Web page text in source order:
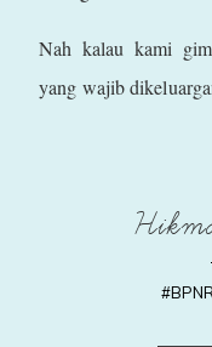
Nah kalau kami
yang wajib